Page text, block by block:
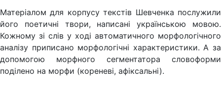
Матеріалом для корпусу текстів Шевченка послужили
його поетичні твори, написані українською мовою.
Кожному зі слів у ході автоматичного морфологічного
аналізу приписано морфологічні характеристики. А за
допомогою морфного сегментатора словоформи
поділено на морфи (кореневі, афіксальні).